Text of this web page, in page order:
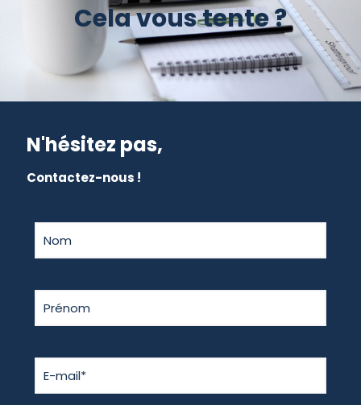
Cela vous tente ?
N'hésitez pas,
Contactez-nous !